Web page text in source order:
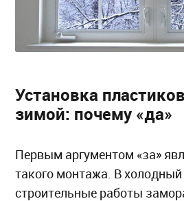
Установка
зимой: почему «да»
Первым аргументом «за»
такого монтажа. В холодный
строительные работы